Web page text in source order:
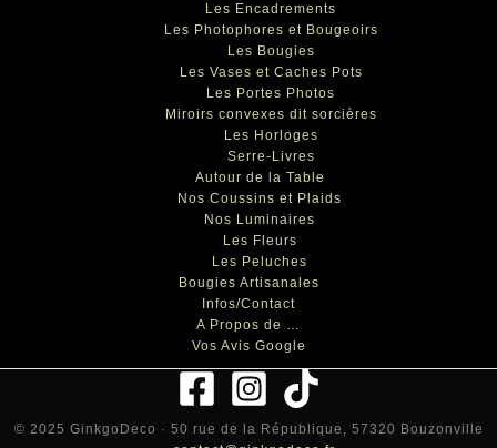
Les Encadrements
Les Photophores et Bougeoirs
Les Bougies
Les Vases et Caches Pots
Les Portes Photos
Miroirs convexes dit sorcières
Les Horloges
Serre-Livres
Autour de la Table
Nos Coussins et Plaids
Nos Luminaires
Les Fleurs
Les Peluches
Bougies Artisanales
Infos/Contact
A Propos de …
Vos Avis Google
© 2025 GinkgoDeco · 50 rue de la République, 57320 Bouzonville